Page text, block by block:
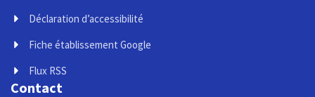
Déclaration d’accessibilité
Fiche établissement Google
Flux RSS
Contact